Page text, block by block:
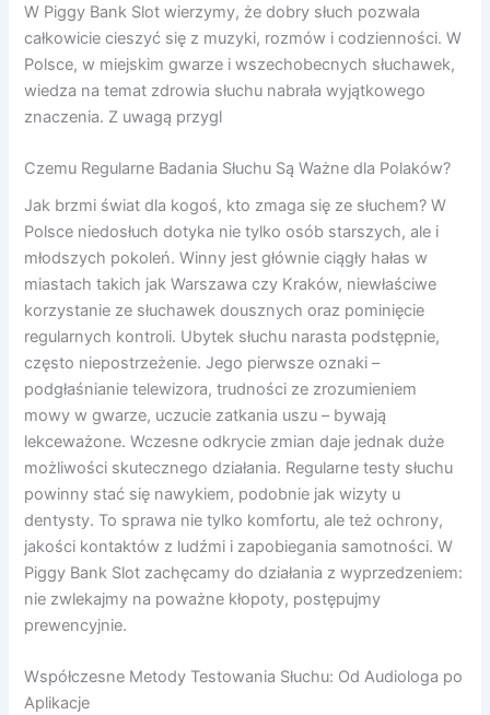
W Piggy Bank Slot wierzymy, że dobry słuch pozwala
całkowicie cieszyć się z muzyki, rozmów i codzienności. W
Polsce, w miejskim gwarze i wszechobecnych słuchawek,
wiedza na temat zdrowia słuchu nabrała wyjątkowego
znaczenia. Z uwagą przygl
Czemu Regularne Badania Słuchu Są Ważne dla Polaków?
Jak brzmi świat dla kogoś, kto zmaga się ze słuchem? W
Polsce niedosłuch dotyka nie tylko osób starszych, ale i
młodszych pokoleń. Winny jest głównie ciągły hałas w
miastach takich jak Warszawa czy Kraków, niewłaściwe
korzystanie ze słuchawek dousznych oraz pominięcie
regularnych kontroli. Ubytek słuchu narasta podstępnie,
często niepostrzeżenie. Jego pierwsze oznaki –
podgłaśnianie telewizora, trudności ze zrozumieniem
mowy w gwarze, uczucie zatkania uszu – bywają
lekceważone. Wczesne odkrycie zmian daje jednak duże
możliwości skutecznego działania. Regularne testy słuchu
powinny stać się nawykiem, podobnie jak wizyty u
dentysty. To sprawa nie tylko komfortu, ale też ochrony,
jakości kontaktów z ludźmi i zapobiegania samotności. W
Piggy Bank Slot zachęcamy do działania z wyprzedzeniem:
nie zwlekajmy na poważne kłopoty, postępujmy
prewencyjnie.
Współczesne Metody Testowania Słuchu: Od Audiologa po
Aplikacje